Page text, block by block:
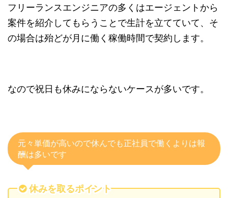
フリーランスエンジニアの多くはエージェントから
案件を紹介してもらうことで生計を立てていて、そ
の場合は殆どが月に働く稼働時間で契約します。
なので祝日も休みにならないケースが多いです。
元々単価が高いので休んでも正社員で働くよりは報
酬は多いです
休みを取るポイント